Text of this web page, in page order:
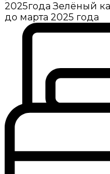
2025года Зелёный
до марта 2025 года